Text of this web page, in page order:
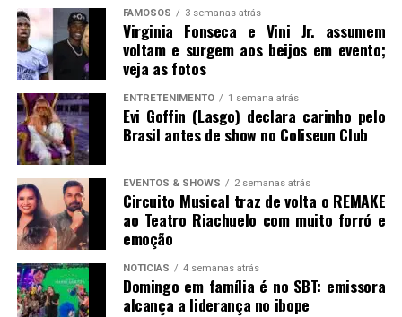
FAMOSOS 3 semanas atrás
Virginia Fonseca e Vini Jr. assumem
voltam e surgem aos beijos em evento;
veja as fotos
ENTRETENIMENTO 1 semana atrás
Evi Goffin (Lasgo) declara carinho pelo
Brasil antes de show no Coliseun Club
EVENTOS & SHOWS 2 semanas atrás
Circuito Musical traz de volta o REMAKE
ao Teatro Riachuelo com muito forró e
emoção
NOTICIAS 4 semanas atrás
Domingo em família é no SBT: emissora
alcança a liderança no ibope